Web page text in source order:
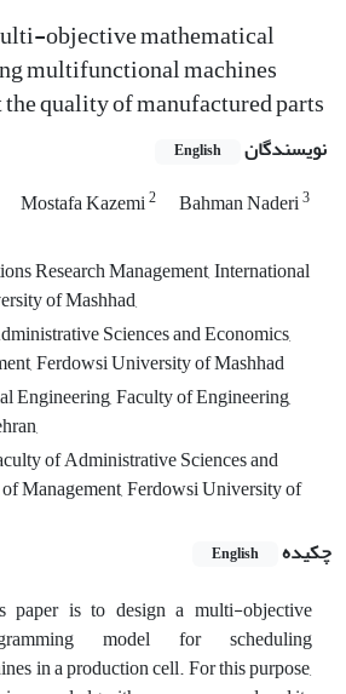
objective mathematical
multifunctional machines
quality of manufactured parts
نویسندگان English
Mostafa Kazemi2 Bahman Naderi3
Research Management, International
of Mashhad,
Sciences and Economics,
Ferdowsi University of Mashhad
Engineering, Faculty of Engineering,
of Administrative Sciences and
Management, Ferdowsi University of
چکیده
English
paper is to design a multi-objective
model for scheduling
in a production cell. For this purpose,